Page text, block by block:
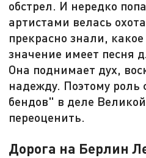
обстрел. И нередко
артистами велась
прекрасно знали,
значение имеет песня
Она поднимает дух,
надежду. Поэтому
бендов" в деле
переоценить.
Дорога на Берлин